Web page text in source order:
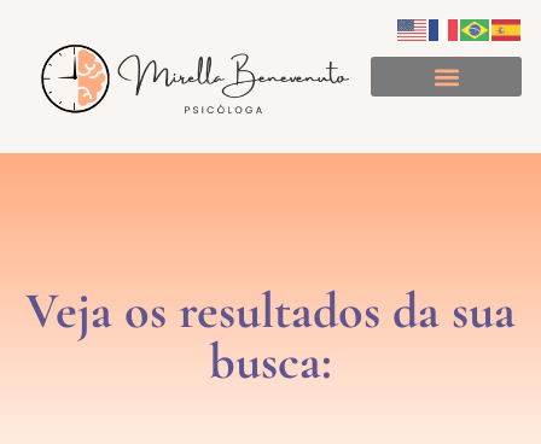
Veja os resultados da sua
busca: